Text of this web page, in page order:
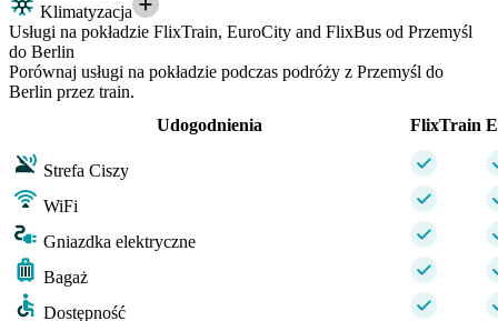
Klimatyzacja
Usługi na pokładzie FlixTrain, EuroCity and FlixBus od Przemyśl
do Berlin
Porównaj usługi na pokładzie podczas podróży z Przemyśl do
Berlin przez train.
Udogodnienia
FlixTrain
Strefa Ciszy
WiFi
Gniazdka elektryczne
Bagaż
Dostępność